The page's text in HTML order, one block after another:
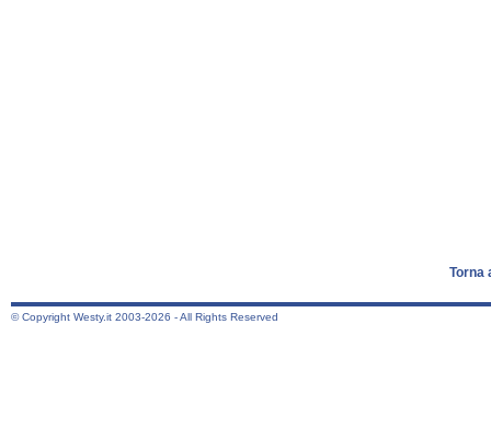
Torna
© Copyright Westy.it 2003-2026 - All Rights Reserved